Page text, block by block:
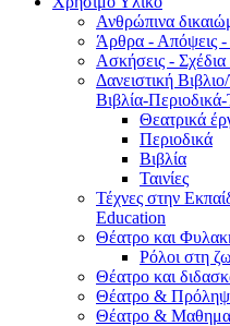
Ανθρώπινα
Άρθρα - Απόψεις -
Ασκήσεις -
Δανειστική
Βιβλία-Περιοδικά-
Θεατρικά
Περιοδικά
Βιβλία
Ταινίες
Τέχνες στην
Education
Θέατρο και
Ρόλοι στη
Θέατρο και
Θέατρο &
Θέατρο &